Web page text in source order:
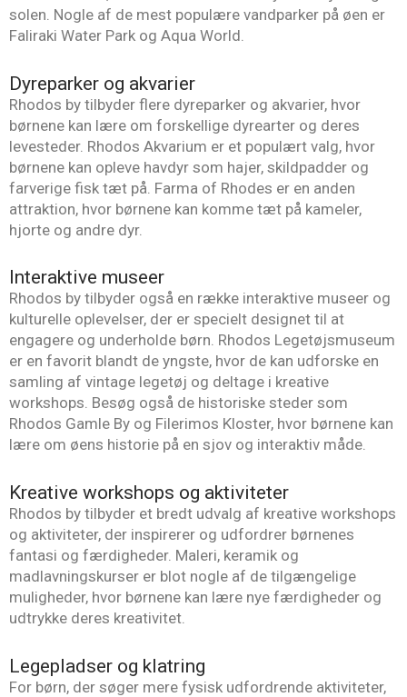
solen. Nogle af de mest populære vandparker på øen er
Faliraki Water Park og Aqua World.
Dyreparker og akvarier
Rhodos by tilbyder flere dyreparker og akvarier, hvor
børnene kan lære om forskellige dyrearter og deres
levesteder. Rhodos Akvarium er et populært valg, hvor
børnene kan opleve havdyr som hajer, skildpadder og
farverige fisk tæt på. Farma of Rhodes er en anden
attraktion, hvor børnene kan komme tæt på kameler,
hjorte og andre dyr.
Interaktive museer
Rhodos by tilbyder også en række interaktive museer og
kulturelle oplevelser, der er specielt designet til at
engagere og underholde børn. Rhodos Legetøjsmuseum
er en favorit blandt de yngste, hvor de kan udforske en
samling af vintage legetøj og deltage i kreative
workshops. Besøg også de historiske steder som
Rhodos Gamle By og Filerimos Kloster, hvor børnene kan
lære om øens historie på en sjov og interaktiv måde.
Kreative workshops og aktiviteter
Rhodos by tilbyder et bredt udvalg af kreative workshops
og aktiviteter, der inspirerer og udfordrer børnenes
fantasi og færdigheder. Maleri, keramik og
madlavningskurser er blot nogle af de tilgængelige
muligheder, hvor børnene kan lære nye færdigheder og
udtrykke deres kreativitet.
Legepladser og klatring
For børn, der søger mere fysisk udfordrende aktiviteter,